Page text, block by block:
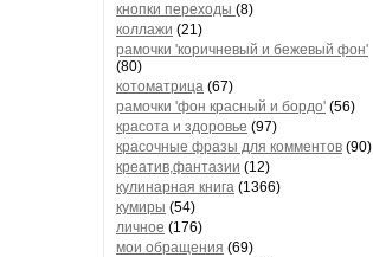
кнопки переходы (8)
коллажи (21)
рамочки 'коричневый и бежевый фон'
(80)
котоматрица (67)
рамочки 'фон красный и бордо' (56)
красота и здоровье (97)
красочные фразы для комментов (90)
креатив,фантазии (12)
кулинарная книга (1366)
кумиры (54)
личное (176)
мои обращения (69)